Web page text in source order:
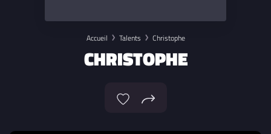
Accueil Talents Christophe
CHRISTOPHE